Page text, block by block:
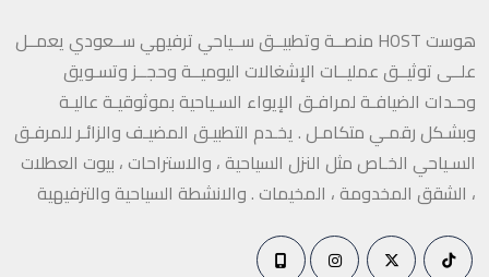
هوست HOST منصــة وتطبيــق ســياحي ترفيهي ســعودي يعمــل
علــى توثيــق عمليــات الإشغالات اليوميــة وحجــز وتسـويق
وحـدات الضيافـة لمرافـق الإيواء السـياحية بموثوقيـة عاليـة
وبشـكل رقمـي متكامـل . يخـدم التطبيـق المضيـف والزائـر للمرفـق
السـياحي الخـاص مثل النزل السياحية ، والاستراحات ، بيوت العطلات
، الشقق المخدومة ، المخيمات . والانشطة السياحية والترفيهية